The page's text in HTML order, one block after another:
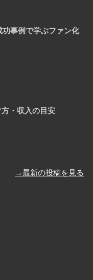
事例で学ぶファン化
・収入の目安
→最新の投稿を見る